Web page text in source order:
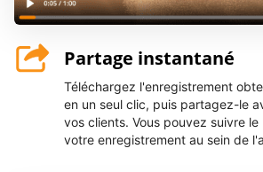
Partage instantané
Téléchargez l'enregistrement
en un seul clic, puis partagez-le
vos clients. Vous pouvez suivre
votre enregistrement au sein de